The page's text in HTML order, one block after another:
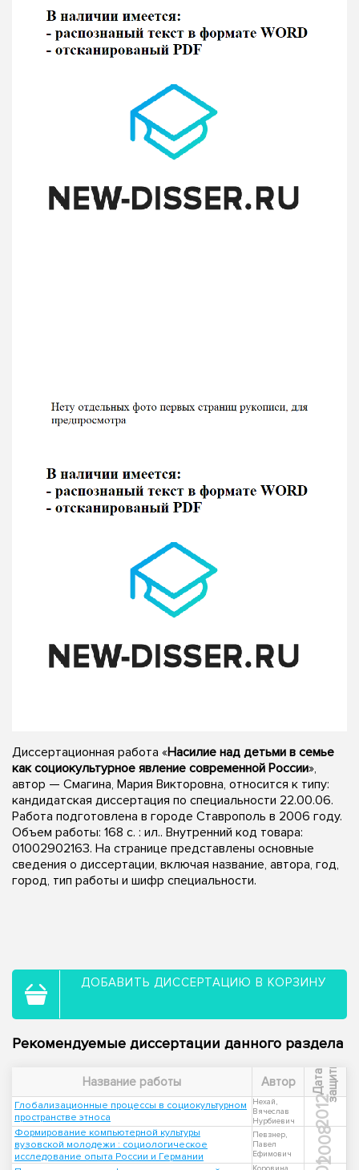
Диссертационная работа «Насилие над детьми в семье
как социокультурное явление современной России»,
автор — Смагина, Мария Викторовна, относится к типу:
кандидатская диссертация по специальности 22.00.06.
Работа подготовлена в городе Ставрополь в 2006 году.
Объем работы: 168 с. : ил.. Внутренний код товара:
01002902163. На странице представлены основные
сведения о диссертации, включая название, автора, год,
город, тип работы и шифр специальности.
ДОБАВИТЬ ДИССЕРТАЦИЮ В КОРЗИНУ
Рекомендуемые диссертации данного раздела
Название работы Автор Д
а
т
а
з
а
щ
и
т ы
Глобализационные процессы в социокультурном
пространстве этноса
Нехай,
Вячеслав
Нурбиевич
2012
Формирование компьютерной культуры
вузовской молодежи : социологическое
исследование опыта России и Германии
Певзнер,
Павел
Ефимович
2008